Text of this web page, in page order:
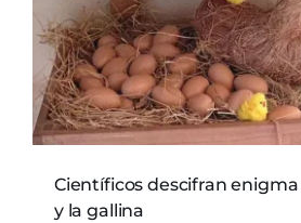
Científicos descifran
y la gallina